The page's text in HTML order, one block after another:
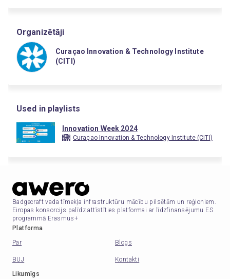
Organizētāji
Curaçao Innovation & Technology Institute
(CITI)
Used in playlists
Innovation Week 2024
Curaçao Innovation & Technology Institute (CITI)
Badgecraft vada tīmekļa infrastruktūru mācību pilsētām un reģioniem.
Eiropas konsorcijs palīdz attīstīties platformai ar līdzfinansējumu ES
programmā Erasmus+
Platforma
Par
Blogs
BUJ
Kontakti
Likumīgs